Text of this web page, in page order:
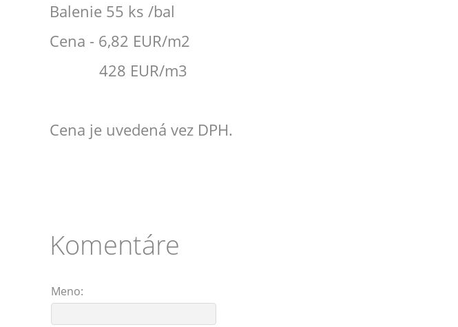
Balenie 55 ks /bal
Cena - 6,82 EUR/m2
428 EUR/m3
Cena je uvedená vez DPH.
Komentáre
Meno: